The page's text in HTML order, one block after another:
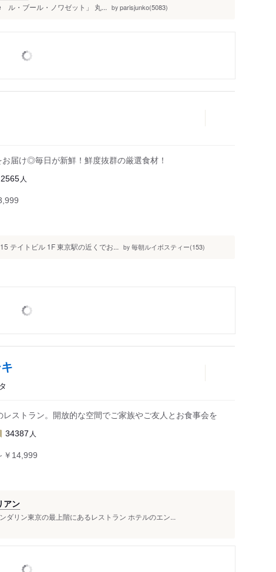
ル・ブール・ノワゼット」 丸... by parisjunko(5083)
お届け◎毎日が新鮮！鮮度抜群の厳選食材！
2565 人
テイトビル 1F 東京駅の近くでお... by 毎朝ルイボスティー(153)
ストラン。開放的な空間でご家族やご友人とお食事会を
34387 人
￥14,999
アン
ダリン東京の最上階にあるレストラン ホテルのエン...